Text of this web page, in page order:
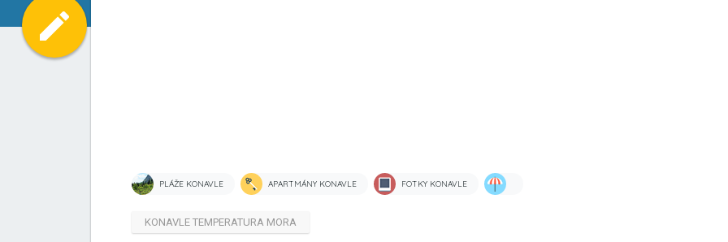
mode_edit
PLÁŽE KONAVLE APARTMÁNY KONAVLE FOTKY KONAVLE
KONAVLE TEMPERATURA MORA